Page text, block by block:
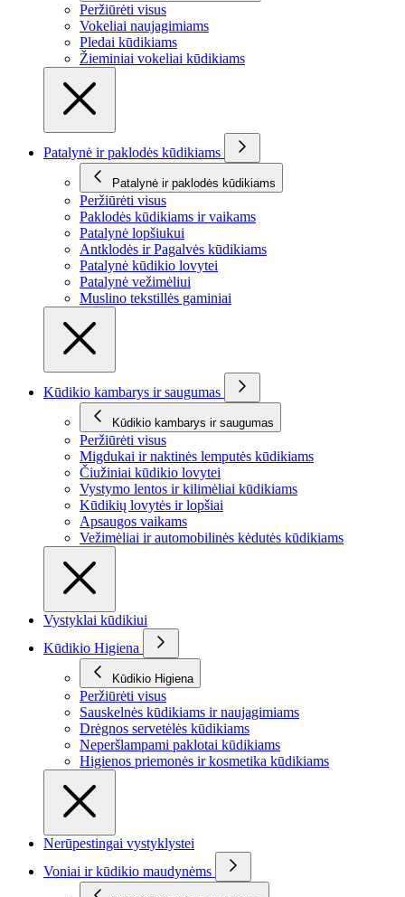
Peržiūrėti visus
Vokeliai naujagimiams
Pledai kūdikiams
Žieminiai vokeliai kūdikiams
Patalynė ir paklodės kūdikiams
Patalynė ir paklodės kūdikiams
Peržiūrėti visus
Paklodės kūdikiams ir vaikams
Patalynė lopšiukui
Antklodės ir Pagalvės kūdikiams
Patalynė kūdikio lovytei
Patalynė vežimėliui
Muslino tekstillės gaminiai
Kūdikio kambarys ir saugumas
Kūdikio kambarys ir saugumas
Peržiūrėti visus
Migdukai ir naktinės lemputės kūdikiams
Čiužiniai kūdikio lovytei
Vystymo lentos ir kilimėliai kūdikiams
Kūdikių lovytės ir lopšiai
Apsaugos vaikams
Vežimėliai ir automobilinės kėdutės kūdikiams
Vystyklai kūdikiui
Kūdikio Higiena
Kūdikio Higiena
Peržiūrėti visus
Sauskelnės kūdikiams ir naujagimiams
Drėgnos servetėlės kūdikiams
Neperšlampami paklotai kūdikiams
Higienos priemonės ir kosmetika kūdikiams
Nerūpestingai vystyklystei
Voniai ir kūdikio maudynėms